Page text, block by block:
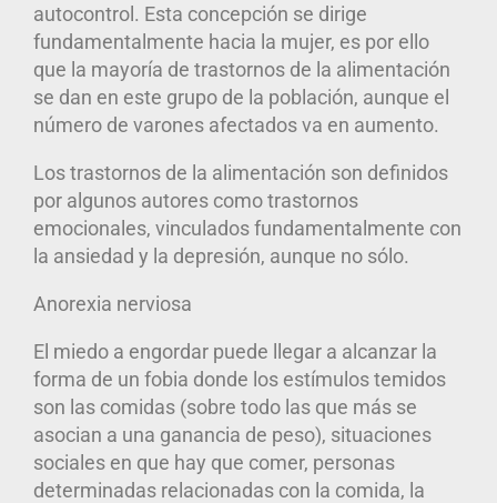
autocontrol. Esta concepción se dirige
fundamentalmente hacia la mujer, es por ello
que la mayoría de trastornos de la alimentación
se dan en este grupo de la población, aunque el
número de varones afectados va en aumento.
Los trastornos de la alimentación son definidos
por algunos autores como trastornos
emocionales, vinculados fundamentalmente con
la ansiedad y la depresión, aunque no sólo.
Anorexia nerviosa
El miedo a engordar puede llegar a alcanzar la
forma de un fobia donde los estímulos temidos
son las comidas (sobre todo las que más se
asocian a una ganancia de peso), situaciones
sociales en que hay que comer, personas
determinadas relacionadas con la comida, la